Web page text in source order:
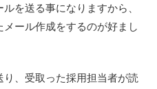
を送る事になりますから、
ール作成をするのが好まし
、受取った採用担当者が読